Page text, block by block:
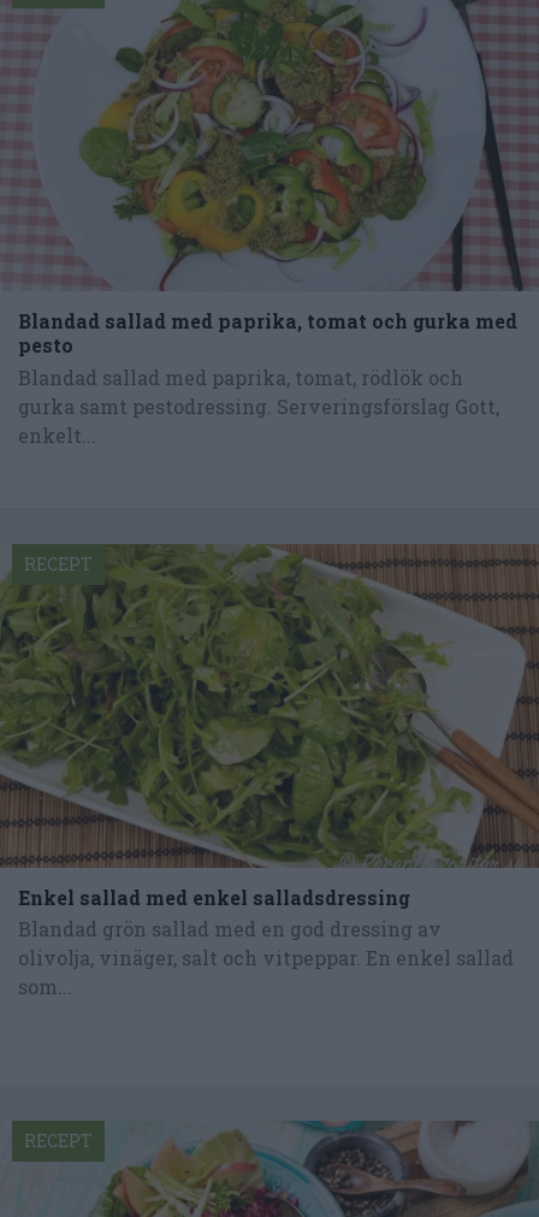
Blandad sallad med paprika, tomat och gurka med
pesto
Blandad sallad med paprika, tomat, rödlök och
gurka samt pestodressing. Serveringsförslag Gott,
enkelt...
Enkel sallad med enkel salladsdressing
Blandad grön sallad med en god dressing av
olivolja, vinäger, salt och vitpeppar. En enkel sallad
som...
RECEPT
RECEPT